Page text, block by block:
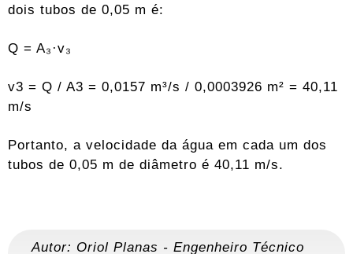
dois tubos de 0,05 m é:
Q = A₃·v₃
v3 = Q / A3 = 0,0157 m³/s / 0,0003926 m² = 40,11
m/s
Portanto, a velocidade da água em cada um dos
tubos de 0,05 m de diâmetro é 40,11 m/s.
Autor: Oriol Planas - Engenheiro Técnico